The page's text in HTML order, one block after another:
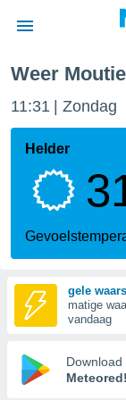
door
verstrekte
hoge
hebt de
voor
op basis
Weer
11:31 Zondag
Helder
gele
matige
vandaag
Download
Meteored!